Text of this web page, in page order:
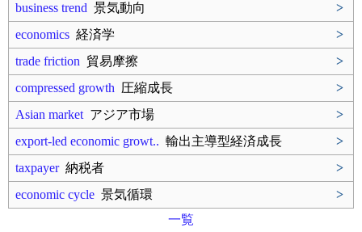
business trend 景気動向
>
economics 経済学
>
trade friction 貿易摩擦
>
compressed growth 圧縮成長
>
Asian market アジア市場
>
export-led economic growt.. 輸出主導型経済成長
>
taxpayer納税者
>
economic cycle 景気循環
>
一覧